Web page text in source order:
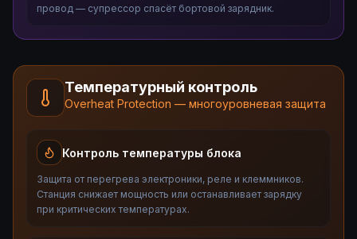
провод — супрессор спасёт бортовой зарядник.
Температурный контроль
Overheat Protection — многоуровневая защита
Контроль температуры блока
Защита от перегрева электроники, реле и клеммников.
Станция снижает мощность или останавливает зарядку
при критических температурах.